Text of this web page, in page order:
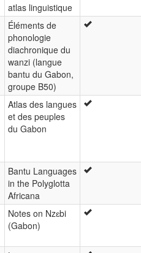
atlas linguistique
Éléments de
phonologie
diachronique du
wanzi (langue
bantu du Gabon,
groupe B50)
Atlas des langues
et des peuples
du Gabon
Bantu Languages
in the Polyglotta
Africana
Notes on Nzɛbi
(Gabon)